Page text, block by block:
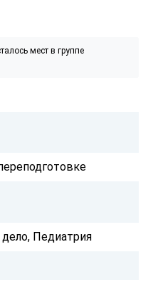
мест в группе
Педиатрия